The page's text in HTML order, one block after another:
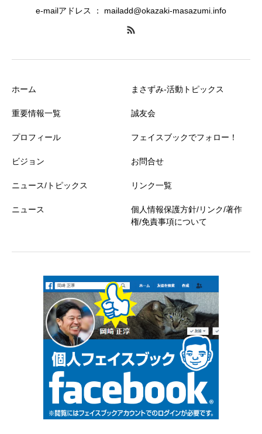
e-mailアドレス ： mailadd@okazaki-masazumi.info
ホーム
重要情報一覧
プロフィール
ビジョン
ニュース/トピックス
ニュース
まさずみ-活動トピックス
誠友会
フェイスブックでフォロー！
お問合せ
リンク一覧
個人情報保護方針/リンク/著作
権/免責事項について